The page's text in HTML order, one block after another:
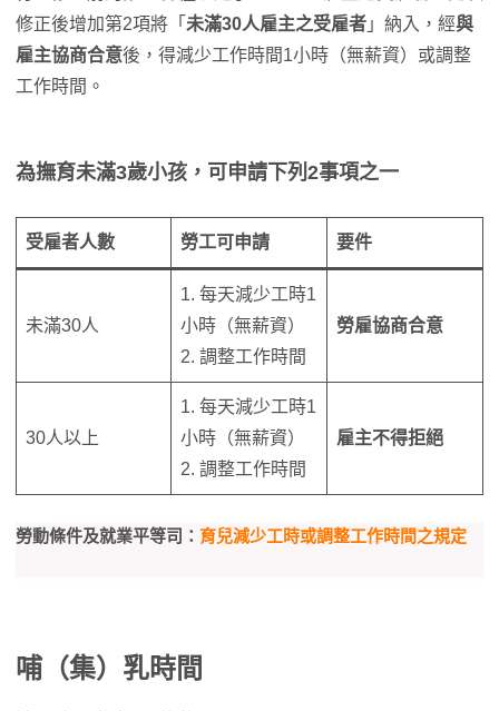
修正後增加第2項將「 未滿30人雇主之受雇者 」納入，經與
雇主協商合意後，得減少工作時間1小時（無薪資）或調整
工作時間。
為撫育未滿3歲小孩，可申請下列2事項之一
受雇者人數 勞工可申請 要件
未滿30人
1. 每天減少工時1
小時（無薪資）
2. 調整工作時間
勞雇協商合意
30人以上
1. 每天減少工時1
小時（無薪資）
2. 調整工作時間
雇主不得拒絕
勞動條件及就業平等司： 育兒減少工時或調整工作時間之規定
哺（集）乳時間